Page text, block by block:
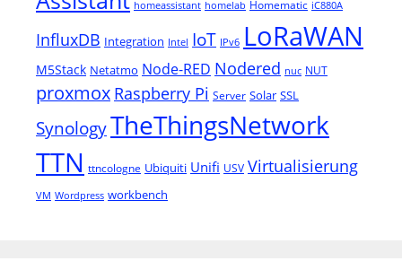
homeassistant homelab Homematic iC880A
InfluxDB Integration Intel IoT IPv6 LoRaWAN
M5Stack Netatmo Node-RED Nodered nuc NUT
proxmox Raspberry Pi Server Solar SSL
SynologyTheThingsNetwork
TTN ttncologne Ubiquiti Unifi USV Virtualisierung
VM Wordpress workbench